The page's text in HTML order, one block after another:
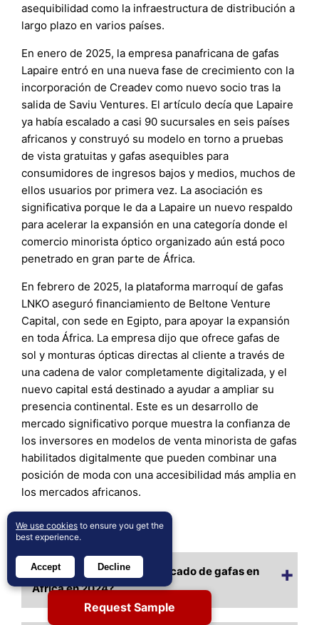
asequibilidad como la infraestructura de distribución a
largo plazo en varios países.
En enero de 2025, la empresa panafricana de gafas
Lapaire entró en una nueva fase de crecimiento con la
incorporación de Creadev como nuevo socio tras la
salida de Saviu Ventures. El artículo decía que Lapaire
ya había escalado a casi 90 sucursales en seis países
africanos y construyó su modelo en torno a pruebas
de vista gratuitas y gafas asequibles para
consumidores de ingresos bajos y medios, muchos de
ellos usuarios por primera vez. La asociación es
significativa porque le da a Lapaire un nuevo respaldo
para acelerar la expansión en una categoría donde el
comercio minorista óptico organizado aún está poco
penetrado en gran parte de África.
En febrero de 2025, la plataforma marroquí de gafas
LNKO aseguró financiamiento de Beltone Venture
Capital, con sede en Egipto, para apoyar la expansión
en toda África. La empresa dijo que ofrece gafas de
sol y monturas ópticas directas al cliente a través de
una cadena de valor completamente digitalizada, y el
nuevo capital está destinado a ayudar a ampliar su
presencia continental. Este es un desarrollo de
mercado significativo porque muestra la confianza de
los inversores en modelos de venta minorista de gafas
habilitados digitalmente que pueden combinar una
posición de moda con una accesibilidad más amplia en
los mercados africanos.
Preguntas Frecuentes
¿Cuál es el tamaño del mercado de gafas en
África en 2024?
Request Sample
We use cookies to ensure you get the
best experience.
Accept Decline